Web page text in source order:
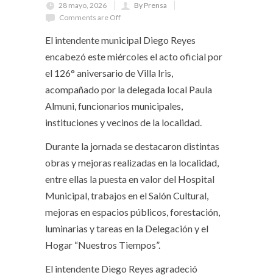
28 mayo, 2026
By Prensa
Comments are Off
El intendente municipal Diego Reyes
encabezó este miércoles el acto oficial por
el 126° aniversario de Villa Iris,
acompañado por la delegada local Paula
Almuni, funcionarios municipales,
instituciones y vecinos de la localidad.
Durante la jornada se destacaron distintas
obras y mejoras realizadas en la localidad,
entre ellas la puesta en valor del Hospital
Municipal, trabajos en el Salón Cultural,
mejoras en espacios públicos, forestación,
luminarias y tareas en la Delegación y el
Hogar “Nuestros Tiempos”.
El intendente Diego Reyes agradeció